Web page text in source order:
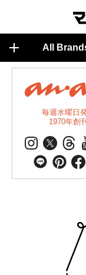
All
毎週水曜日
1970年創刊